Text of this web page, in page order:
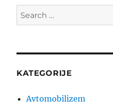
Search
for:
KATEGORIJE
Avtomobilizem